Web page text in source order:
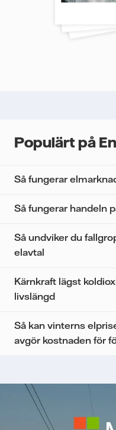
Populärt på
Så fungerar
Så fungerar handeln
Så undviker du
elavtal
Kärnkraft lägst
livslängd
Så kan vinterns
avgör kostnaden för